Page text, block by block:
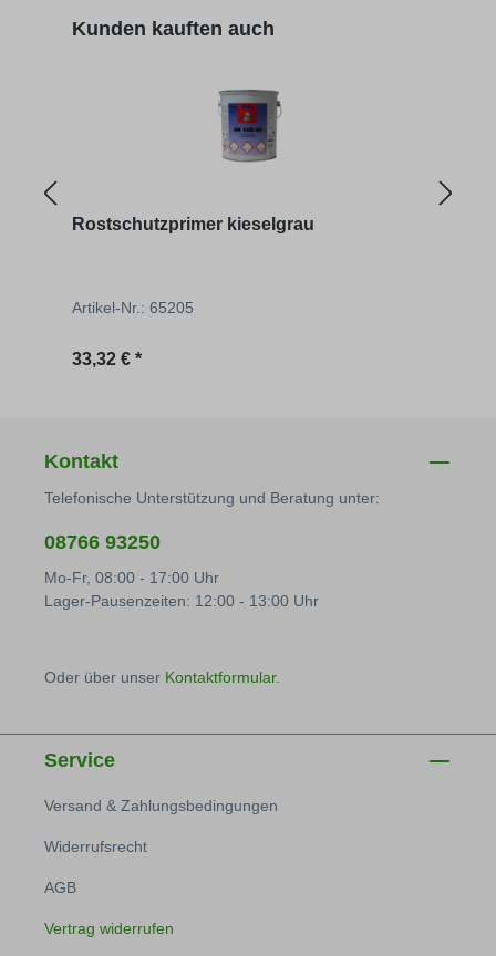
Produktgalerie überspringen
Kunden kauften auch
Rostschutzprimer kieselgrau
Artikel-Nr.: 65205
Regulärer Preis:
33,32 € *
Kontakt
Telefonische Unterstützung und Beratung unter:
08766 93250
Mo-Fr, 08:00 - 17:00 Uhr
Lager-Pausenzeiten: 12:00 - 13:00 Uhr
Oder über unser Kontaktformular.
Service
Versand & Zahlungsbedingungen
Widerrufsrecht
AGB
Vertrag widerrufen